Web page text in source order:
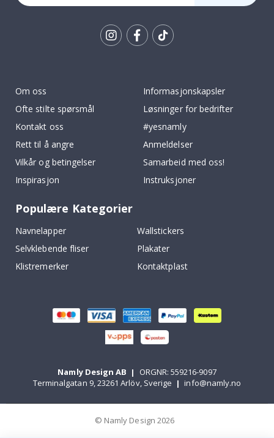
Om oss
Ofte stilte spørsmål
Kontakt oss
Rett til å angre
Vilkår og betingelser
Inspirasjon
Informasjonskapsler
Løsninger for bedrifter
#yesnamly
Anmeldelser
Samarbeid med oss!
Instruksjoner
Populære Kategorier
Navnelapper
Wallstickers
Selvklebende fliser
Plakater
Klistremerker
Kontaktplast
Namly Design AB |
ORGNR: 559216-9097
Terminalgatan 9, 23261 Arlöv, Sverige | info@namly.no
© Namly Design 2026